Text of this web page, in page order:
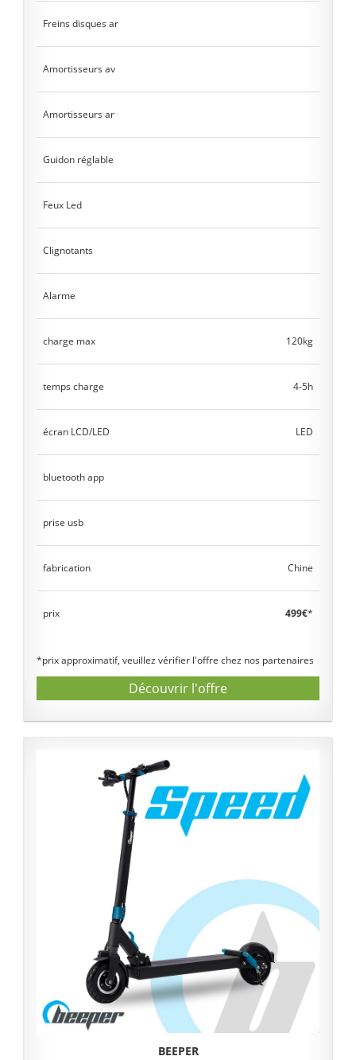
Freins disques ar
Amortisseurs av
Amortisseurs ar
Guidon réglable
Feux Led
Clignotants
Alarme
charge max 120kg
temps charge 4-5h
écran LCD/LED LED
bluetooth app
prise usb
fabrication Chine
prix 499€*
*prix approximatif, veuillez vérifier l'offre chez nos partenaires
Découvrir l'offre
BEEPER